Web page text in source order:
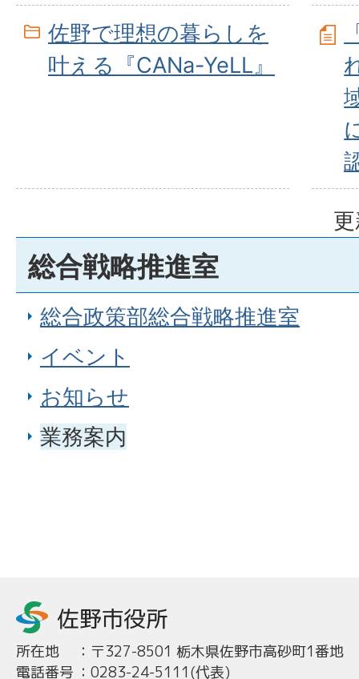
佐野で理想の暮らしを
叶える『CANa-YeLL』
総合戦略推進室
総合政策部総合戦略推進室
イベント
お知らせ
業務案内
所在地 ： 〒327-8501 栃木県佐野市高砂町1番地
電話番号 ： 0283-24-5111(代表)